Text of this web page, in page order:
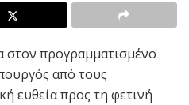
στον προγραμματισμένο
από τους
ευθεία προς τη φετινή